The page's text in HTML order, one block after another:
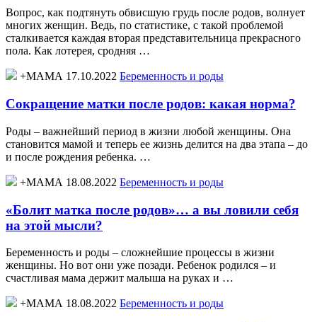
Вопрос, как подтянуть обвисшую грудь после родов, волнует
многих женщин. Ведь, по статистике, с такой проблемой
сталкивается каждая вторая представительница прекрасного
пола. Как лотерея, сродняя …
+МАМА 17.10.2022 Беременность и роды
Сокращение матки после родов: какая норма?
Роды – важнейший период в жизни любой женщины. Она
становится мамой и теперь ее жизнь делится на два этапа – до
и после рождения ребенка. …
+МАМА 18.08.2022 Беременность и роды
«Болит матка после родов»… а вы ловили себя
на этой мысли?
Беременность и роды – сложнейшие процессы в жизни
женщины. Но вот они уже позади. Ребенок родился – и
счастливая мама держит малыша на руках и …
+МАМА 18.08.2022 Беременность и роды